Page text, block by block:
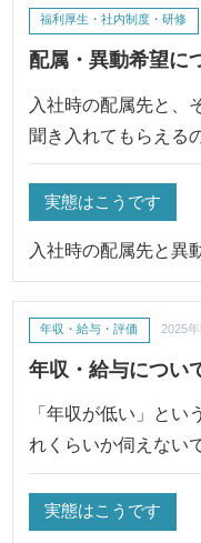
配属・異動希望に
福利厚生・社内制度・研修
入社時の配属先と、
聞き入れてもらえる
実態はこうです
入社時の配属先と異
年収・給与につい
年収・給与・評価 2025
「年収が低い」と
れくらいか伺えない
実態はこうです